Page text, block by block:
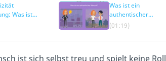
Was ist
Was ist ein
authentischer
Mensch?
(01:19)
ist sich selbst treu und spielt keine